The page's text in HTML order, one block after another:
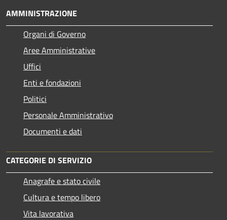
AMMINISTRAZIONE
Organi di Governo
Aree Amministrative
Uffici
Enti e fondazioni
Politici
Personale Amministrativo
Documenti e dati
CATEGORIE DI SERVIZIO
Anagrafe e stato civile
Cultura e tempo libero
Vita lavorativa